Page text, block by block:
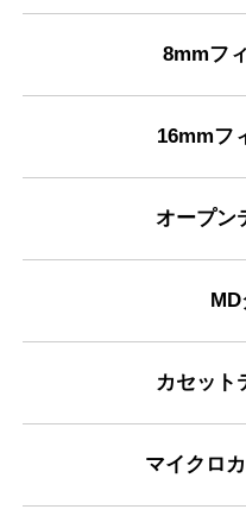
8mmフ
16mmフ
オープン
カセット
マイクロ